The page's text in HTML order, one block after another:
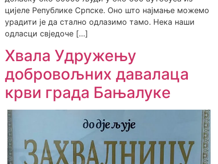
цијеле Републике Српске. Оно што најмање можемо
урадити је да стално одлазимо тамо. Нека наши
одласци свједоче […]
Хвала Удружењу
добровољних давалаца
крви града Бањалукe